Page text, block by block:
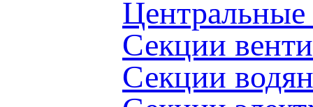
Секции
Секции